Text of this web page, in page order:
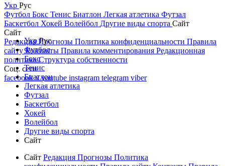
Укр Рус
Футбол Бокс Тенис Биатлон Легкая атлетика Футзал
Баскетбол Хокей Волейбол Другие виды спорта Сайт
Сайт
РедакцияПрогнозы Политика конфиденциальности Правила
сайтуКонтакты Правила комментирования Редакционная
политикаСтруктура собственности
Соц. сети
facebookxyoutube instagram telegram viber
УкрРус
Футбол
Бокс
Тенис
Биатлон
Легкая атлетика
Футзал
Баскетбол
Хокей
Волейбол
Другие виды спорта
Сайт
Сайт Редакция Прогнозы Политика